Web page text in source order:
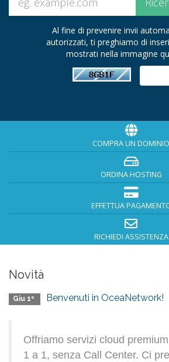
Al fine di prevenire invii
autorizzati, ti preghiamo di
mostrati nella immagine
COMPRA UN DOMINIO
ORDINA HOSTING
EFFETTUA
RICHIEDI ASSISTENZA
Novità
Giu 1º Benvenuti in OceaNetwork!
Offriamo servizi cloud
1 a 1, senza Call Center. Ci